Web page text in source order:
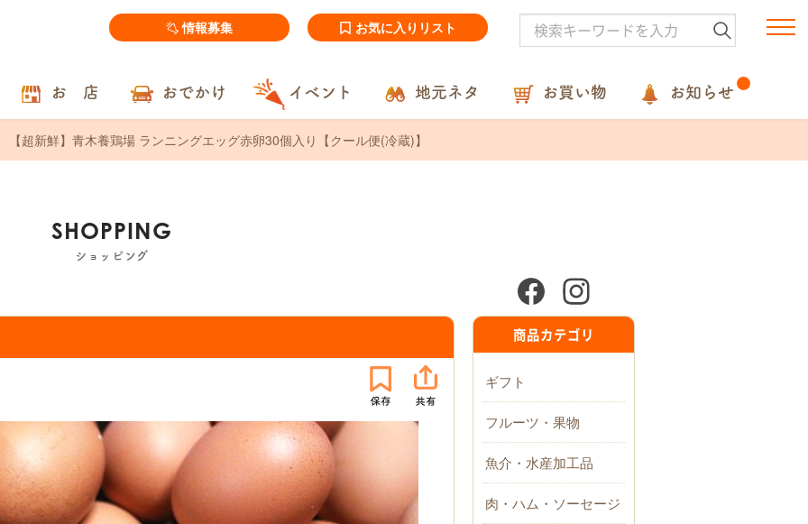
情報募集 お気に入りリスト
お 店 おでかけ イベント 地元ネタ お買い物 お知らせ
【超新鮮】青木養鶏場 ランニングエッグ赤卵30個入り【クール便(冷蔵)】
SHOPPING
ショッピング
商品カテゴリ
ギフト
フルーツ・果物
魚介・水産加工品
肉・ハム・ソーセージ